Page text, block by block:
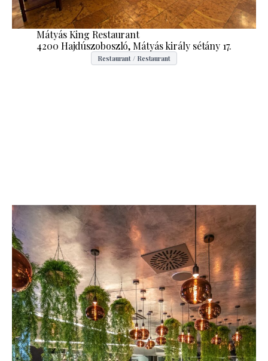
Mátyás King Restaurant
4200 Hajdúszoboszló, Mátyás király sétány 17.
Restaurant / Restaurant